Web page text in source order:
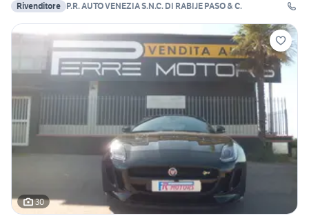
Rivenditore P.R. AUTO VENEZIA S.N.C. DI RABIJE PASO & C.
30